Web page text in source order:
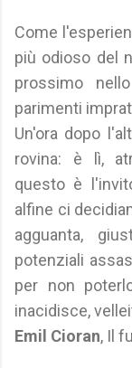
Come
più odioso del
prossimo
parimenti
Un'ora dopo
rovina: è lì,
questo è
alfine ci
agguanta,
potenziali
per non
inacidisce,
Emil Cioran, Il